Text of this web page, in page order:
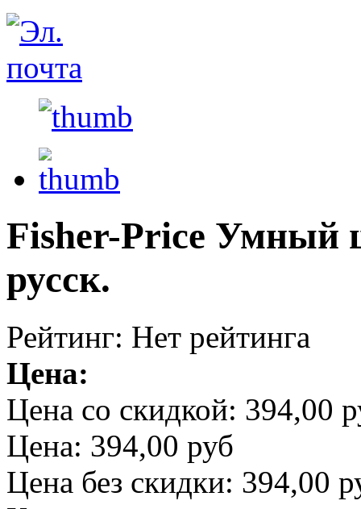
Fisher-Price Умный
русск.
Рейтинг: Нет рейтинга
Цена:
Цена со скидкой: 394,00
Цена: 394,00 руб
Цена без скидки: 394,00